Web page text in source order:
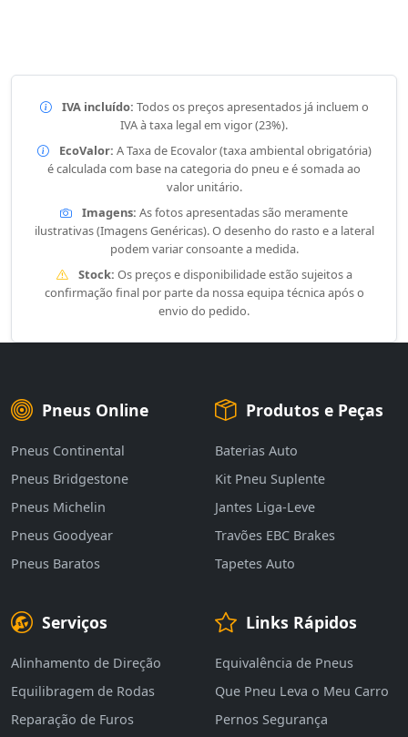
IVA incluído: Todos os preços apresentados já incluem o
IVA à taxa legal em vigor (23%).
EcoValor: A Taxa de Ecovalor (taxa ambiental obrigatória)
é calculada com base na categoria do pneu e é somada ao
valor unitário.
Imagens: As fotos apresentadas são meramente
ilustrativas (Imagens Genéricas). O desenho do rasto e a lateral
podem variar consoante a medida.
Stock: Os preços e disponibilidade estão sujeitos a
confirmação final por parte da nossa equipa técnica após o
envio do pedido.
Pneus Online
Pneus Continental
Pneus Bridgestone
Pneus Michelin
Pneus Goodyear
Pneus Baratos
Produtos e Peças
Baterias Auto
Kit Pneu Suplente
Jantes Liga-Leve
Travões EBC Brakes
Tapetes Auto
Serviços
Alinhamento de Direção
Equilibragem de Rodas
Reparação de Furos
Links Rápidos
Equivalência de Pneus
Que Pneu Leva o Meu Carro
Pernos Segurança